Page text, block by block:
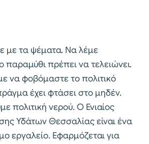
με τα ψέματα. Να λέμε
παραμύθι πρέπει να τελειώνει.
να φοβόμαστε το πολιτικό
έχει φτάσει στο μηδέν.
πολιτική νερού. Ο Ενιαίος
Υδάτων Θεσσαλίας είναι ένα
εργαλείο. Εφαρμόζεται για